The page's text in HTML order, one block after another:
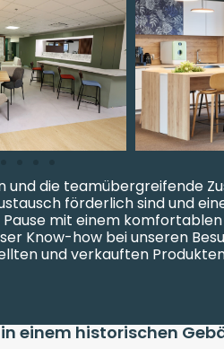
und die teamübergreifende
förderlich sind und
mit einem
Know-how bei unseren
und verkauften
einem historischen